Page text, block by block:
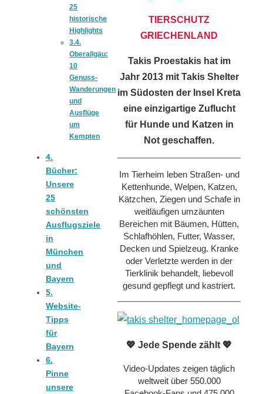
25
historische
Highlights
3.4.
Oberallgäu:
10
Genuss-
Wanderungen
und
Ausflüge
um
Kempten
4.
Bücher:
Unsere
25
schönsten
Ausflugsziele
in
München
und
Bayern
5.
Website-
Tipps
für
Bayern
6.
Pinne
unsere
TIERSCHUTZ
GRIECHENLAND
Takis Proestakis hat im
Jahr 2013 mit Takis Shelter
im Südosten der Insel Kreta
eine einzigartige Zuflucht
für Hunde und Katzen in
Not geschaffen.
Im Tierheim leben Straßen- und
Kettenhunde, Welpen, Katzen,
Kätzchen, Ziegen und Schafe in
weitläufigen umzäunten
Bereichen mit Bäumen, Hütten,
Schlafhöhlen, Futter, Wasser,
Decken und Spielzeug. Kranke
oder Verletzte werden in der
Tierklinik behandelt, liebevoll
gesund gepflegt und kastriert.
💖 Jede Spende zählt 💖
Video-Updates zeigen täglich
weltweit über 550.000